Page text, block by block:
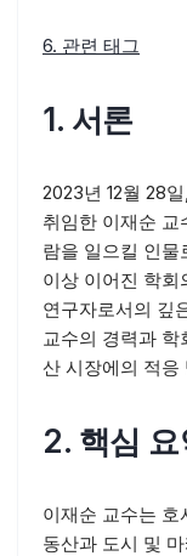
6. 관련 태그
1. 서론
2023년 12월 28
취임한 이재순
람을 일으킬 인
이상 이어진 학회
연구자로서의 깊
교수의 경력과 학
산 시장에의 적응
2. 핵심 요
이재순 교수는
동산과 도시 및